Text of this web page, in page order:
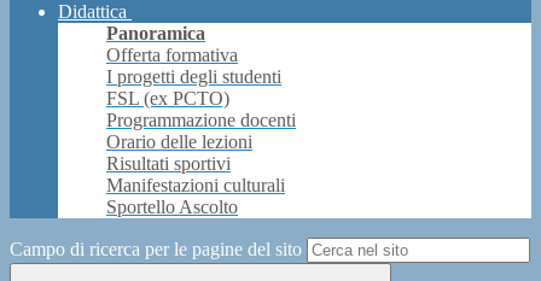
Didattica
Panoramica
Offerta formativa
I progetti degli studenti
FSL (ex PCTO)
Programmazione docenti
Orario delle lezioni
Risultati sportivi
Manifestazioni culturali
Sportello Ascolto
Campo di ricerca per le pagine del sito